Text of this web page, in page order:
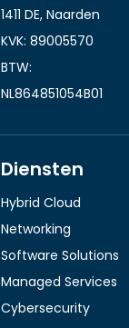
1411 DE, Naarden
KVK: 89005570
BTW:
NL864851054B01
Diensten
Hybrid Cloud
Networking
Software Solutions
Managed Services
Cybersecurity